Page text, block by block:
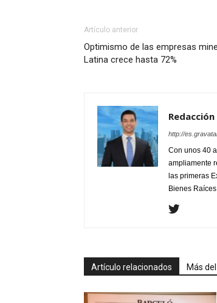
Artículo anterior
Optimismo de las empresas
Latina crece hasta 72%
http://
Con unos 40
ampliamente
las primeras
Bienes Raíces
Artículo relacionados Más